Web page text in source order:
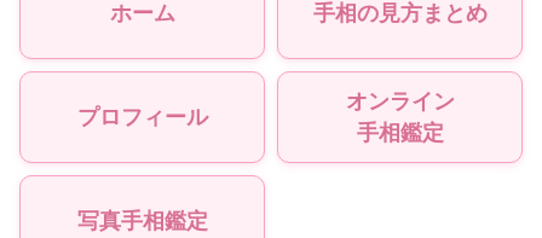
ホーム 手相の見方まとめ
プロフィール
オンライン
手相鑑定
写真手相鑑定